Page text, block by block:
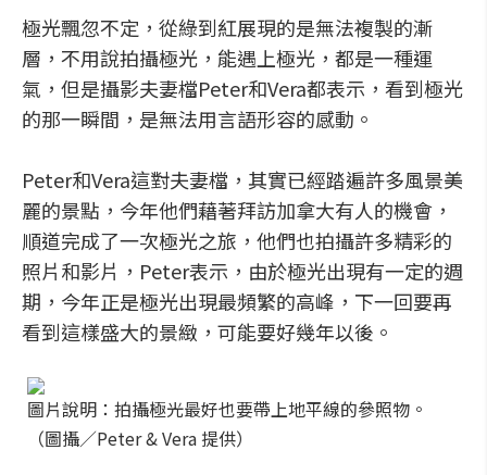
極光飄忽不定，從綠到紅展現的是無法複製的漸
層，不用說拍攝極光，能遇上極光，都是一種運
氣，但是攝影夫妻檔Peter和Vera都表示，看到極光
的那一瞬間，是無法用言語形容的感動。
Peter和Vera這對夫妻檔，其實已經踏遍許多風景美
麗的景點，今年他們藉著拜訪加拿大有人的機會，
順道完成了一次極光之旅，他們也拍攝許多精彩的
照片和影片，Peter表示，由於極光出現有一定的週
期，今年正是極光出現最頻繁的高峰，下一回要再
看到這樣盛大的景緻，可能要好幾年以後。
圖片說明：拍攝極光最好也要帶上地平線的參照物。
（圖攝／Peter & Vera 提供）